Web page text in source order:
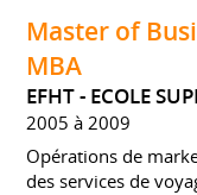
Master of
MBA
EFHT - ECOLE
2005 à 2009
Opérations de
des services de